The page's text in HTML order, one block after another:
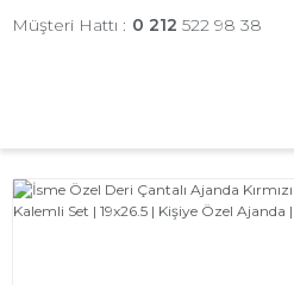
Müşteri Hattı : 0 212 522 98 38